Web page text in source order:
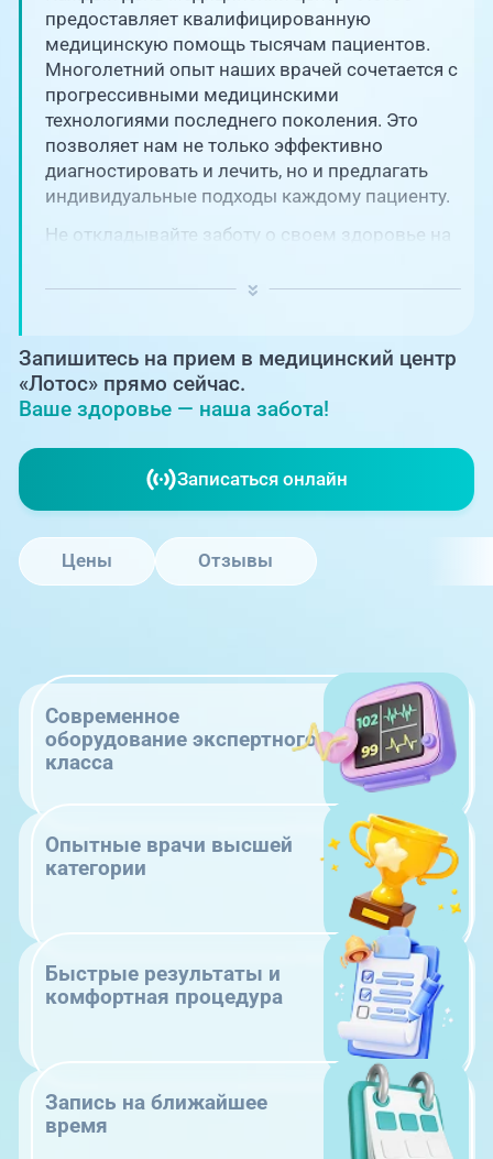
О клинике
Блог врачей
Новости
PreventAGE
+7 (351) 220-00-03
запись на прием
+7 (351) 220-03-03
Центр амбулаторной
онкологической помощи
+7 (7142) 927-003
жителей Казахстана
предоставляет квалифицированную
медицинскую помощь тысячам пациентов.
Многолетний опыт наших врачей сочетается с
прогрессивными медицинскими
технологиями последнего поколения. Это
позволяет нам не только эффективно
диагностировать и лечить, но и предлагать
индивидуальные подходы каждому пациенту.
Не откладывайте заботу о своем здоровье на
ключевую роль в поддержании вашего
Запишитесь на прием в медицинский центр
«Лотос» прямо сейчас.
Ваше здоровье — наша забота!
Записаться онлайн
Цены Отзывы
Современное
оборудование экспертного
класса
Опытные врачи высшей
категории
Быстрые результаты и
комфортная процедура
Запись на ближайшее
время